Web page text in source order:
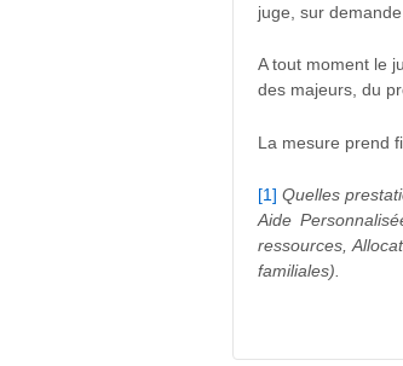
juge, sur
A tout moment le
des majeurs, du
La mesure prend
[1] Quelles
Aide
ressources,
familiales).